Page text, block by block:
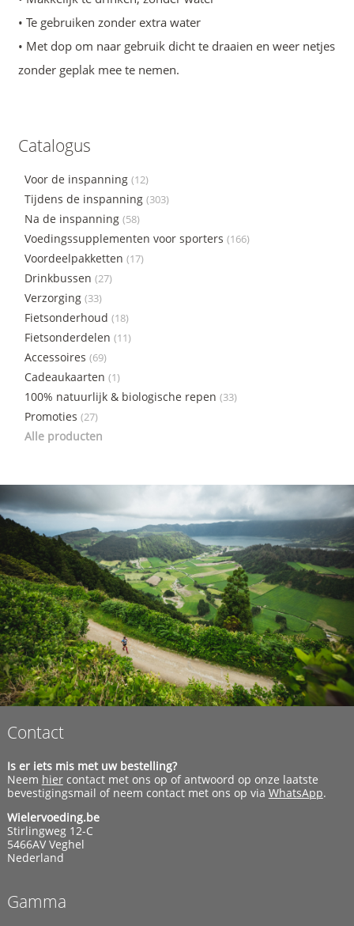
• Te gebruiken zonder extra water
• Met dop om naar gebruik dicht te draaien en weer netjes
zonder geplak mee te nemen.
Catalogus
Voor de inspanning (12)
Tijdens de inspanning (303)
Na de inspanning (58)
Voedingssupplementen voor sporters (166)
Voordeelpakketten (17)
Drinkbussen (27)
Verzorging (33)
Fietsonderhoud (18)
Fietsonderdelen (11)
Accessoires (69)
Cadeaukaarten (1)
100% natuurlijk & biologische repen (33)
Promoties (27)
Alle producten
Contact
Is er iets mis met uw bestelling?
Neem hiercontact met ons op of antwoord op onze laatste
bevestigingsmail of neem contact met ons op via WhatsApp.
Wielervoeding.be
Stirlingweg 12-C
5466AV Veghel
Nederland
Gamma